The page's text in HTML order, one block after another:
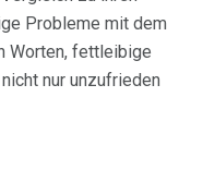
Probleme mit dem
Worten, fettleibige
nur unzufrieden